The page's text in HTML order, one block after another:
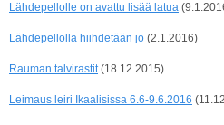
Lähdepellolle on avattu lisää latua
Lähdepellolla hiihdetään jo (2.1.2016)
Rauman talvirastit (18.12.2015)
Leimaus leiri Ikaalisissa 6.6-9.6.2016